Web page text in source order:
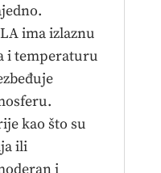
ima izlaznu
i temperaturu
kao što su
ili
i